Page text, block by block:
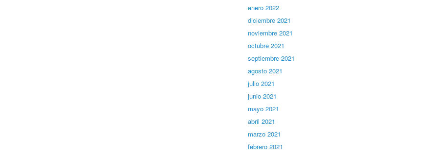
enero 2022
diciembre 2021
noviembre 2021
octubre 2021
septiembre 2021
agosto 2021
julio 2021
junio 2021
mayo 2021
abril 2021
marzo 2021
febrero 2021